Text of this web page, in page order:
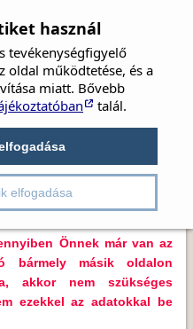
Szemészet
Pályázatoktartozó
Önnek már van az
bármely másik oldalon
akkor nem szükséges
ezekkel az adatokkal be
használ
tevékenységfigyelő
oldal működtetése, és a
miatt. Bővebb
talál.
elfogadása